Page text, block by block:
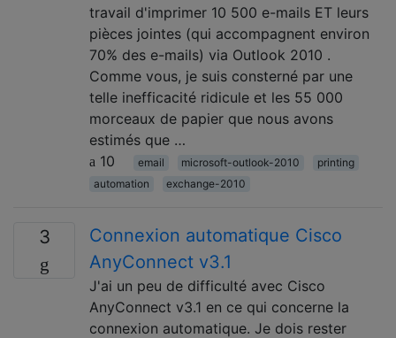
travail d'imprimer 10 500 e-mails ET leurs
pièces jointes (qui accompagnent environ
70% des e-mails) via Outlook 2010 .
Comme vous, je suis consterné par une
telle inefficacité ridicule et les 55 000
morceaux de papier que nous avons
estimés que …
10
email microsoft-outlook-2010
printing
automation
exchange-2010
3
Connexion automatique Cisco
AnyConnect v3.1
J'ai un peu de difficulté avec Cisco
AnyConnect v3.1 en ce qui concerne la
connexion automatique. Je dois rester